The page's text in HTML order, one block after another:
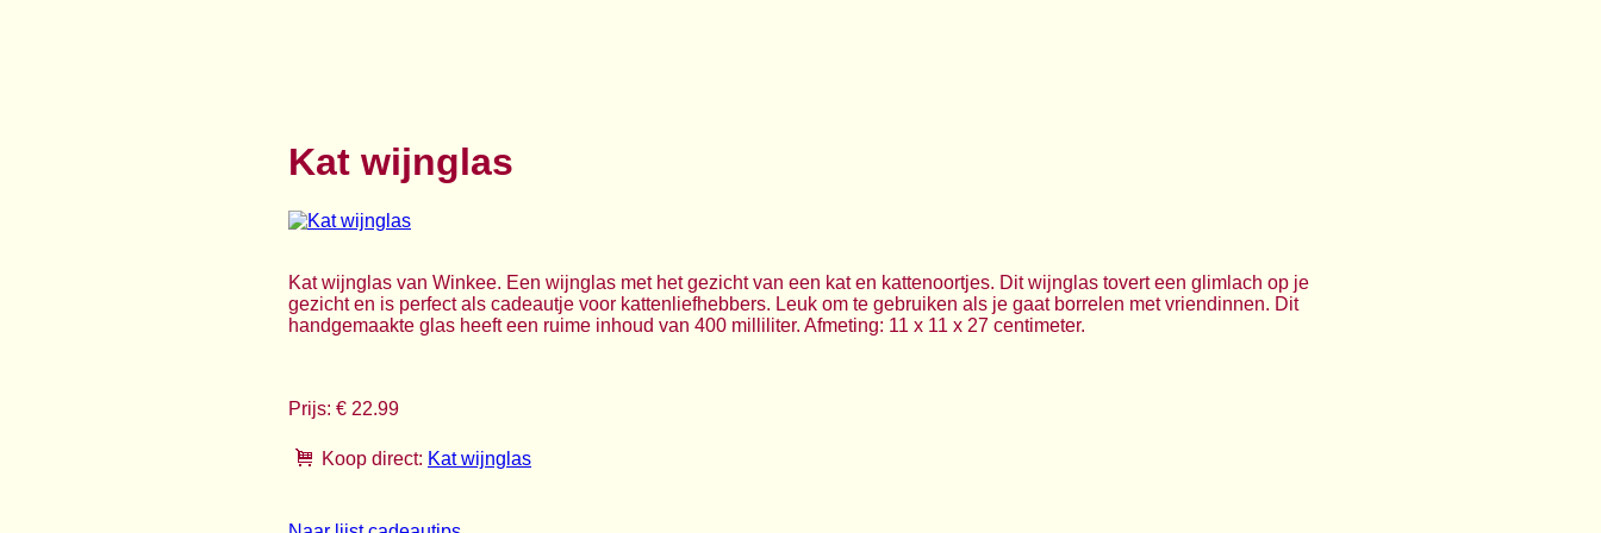
Kat wijnglas
Kat wijnglas van Winkee. Een wijnglas met het gezicht van een kat en kattenoortjes. Dit wijnglas tovert een glimlach op je
gezicht en is perfect als cadeautje voor kattenliefhebbers. Leuk om te gebruiken als je gaat borrelen met vriendinnen. Dit
handgemaakte glas heeft een ruime inhoud van 400 milliliter. Afmeting: 11 x 11 x 27 centimeter.
Prijs: € 22.99
Koop direct: Kat wijnglas